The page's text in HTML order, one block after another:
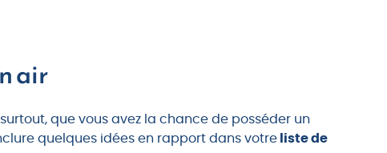
air
que vous avez la chance de posséder un
quelques idées en rapport dans votre liste de